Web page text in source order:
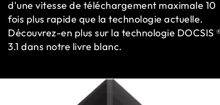
d'une vitesse de téléchargement maximale 10
fois plus rapide que la technologie actuelle.
Découvrez-en plus sur la technologie DOCSIS
3.1 dans notre livre blanc.